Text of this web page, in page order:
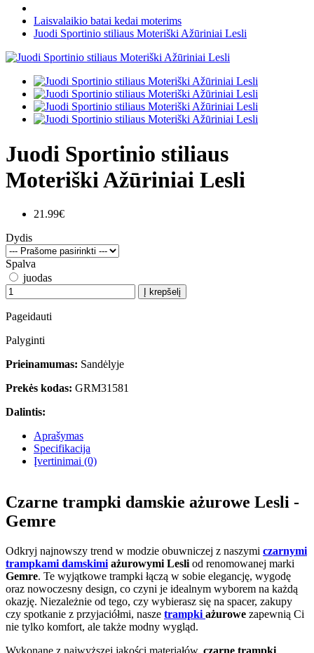
Laisvalaikio batai kedai moterims
Juodi Sportinio stiliaus Moteriški Ažūriniai Lesli
Juodi Sportinio stiliaus
Moteriški Ažūriniai Lesli
21.99€
Dydis
Spalva
juodas
Į krepšelį
Pageidauti
Palyginti
Prieinamumas: Sandėlyje
Prekės kodas: GRM31581
Dalintis:
Aprašymas
Specifikacija
Įvertinimai (0)
Czarne trampki damskie ażurowe Lesli -
Gemre
Odkryj najnowszy trend w modzie obuwniczej z naszymi czarnymi
trampkami damskimi ażurowymi Lesli od renomowanej marki
Gemre. Te wyjątkowe trampki łączą w sobie elegancję, wygodę
oraz nowoczesny design, co czyni je idealnym wyborem na każdą
okazję. Niezależnie od tego, czy wybierasz się na spacer, zakupy
czy spotkanie z przyjaciółmi, nasze trampki ażurowe zapewnią Ci
nie tylko komfort, ale także modny wygląd.
Wykonane z najwyższej jakości materiałów, czarne trampki